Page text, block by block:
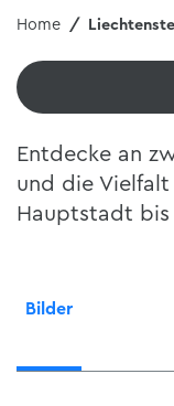
Home
Entdecke an
und die
Hauptstadt bis
Bilder